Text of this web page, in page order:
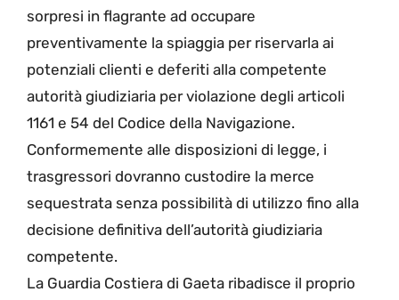
sorpresi in flagrante ad occupare
preventivamente la spiaggia per riservarla ai
potenziali clienti e deferiti alla competente
autorità giudiziaria per violazione degli articoli
1161 e 54 del Codice della Navigazione.
Conformemente alle disposizioni di legge, i
trasgressori dovranno custodire la merce
sequestrata senza possibilità di utilizzo fino alla
decisione definitiva dell’autorità giudiziaria
competente.
La Guardia Costiera di Gaeta ribadisce il proprio